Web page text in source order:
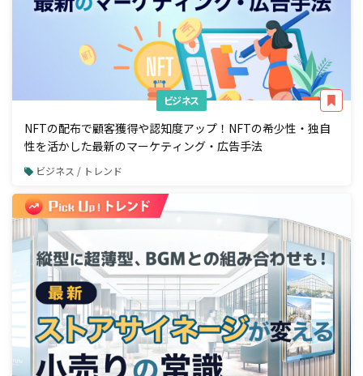
ビジネス
NFTの配布で顧客獲得や認知度アップ！NFTの希少性・独自
性を活かした最新のマーケティング・広告手法
ビジネス / トレンド